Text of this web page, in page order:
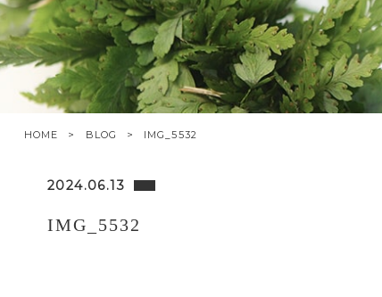
HOME BLOG IMG_5532
2024.06.13
IMG_5532